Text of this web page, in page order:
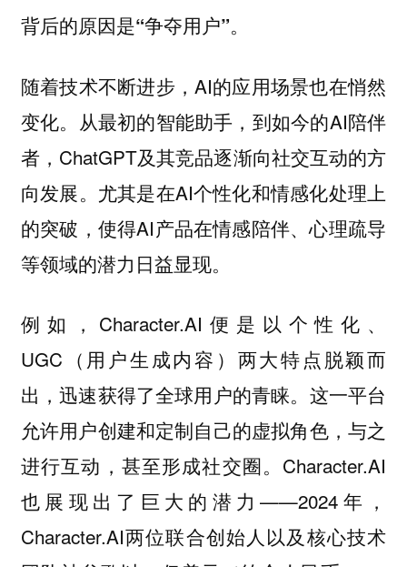
背后的原因是“争夺用户”。
随着技术不断进步，AI的应用场景也在悄然
变化。从最初的智能助手，到如今的AI陪伴
者，ChatGPT及其竞品逐渐向社交互动的方
向发展。尤其是在AI个性化和情感化处理上
的突破，使得AI产品在情感陪伴、心理疏导
等领域的潜力日益显现。
例如，Character.AI便是以个性化、
UGC（用户生成内容）两大特点脱颖而
出，迅速获得了全球用户的青睐。这一平台
允许用户创建和定制自己的虚拟角色，与之
进行互动，甚至形成社交圈。Character.AI
也展现出了巨大的潜力——2024年，
Character.AI两位联合创始人以及核心技术